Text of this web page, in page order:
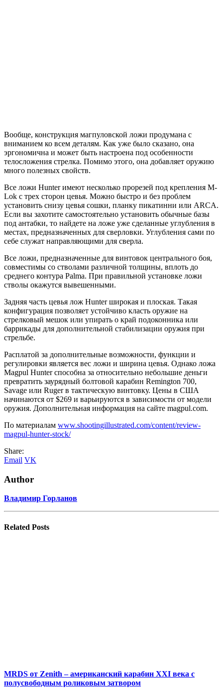
Вообще, конструкция магпуловской ложи продумана с
вниманием ко всем деталям. Как уже было сказано, она
эргономична и может быть настроена под особенности
телосложения стрелка. Помимо этого, она добавляет оружию
много полезных свойств.
Все ложи Hunter имеют несколько прорезей под крепления M-
Lok с трех сторон цевья. Можно быстро и без проблем
установить снизу цевья сошки, планку пикатинни или ARCA.
Если вы захотите самостоятельно установить обычные базы
под антабки, то найдете на ложе уже сделанные углубления в
местах, предназначенных для сверловки. Углубления сами по
себе служат направляющими для сверла.
Все ложи, предназначенные для винтовок центрального боя,
совместимы со стволами различной толщины, вплоть до
среднего контура Palma. При правильной установке ложи
стволы окажутся вывешенными.
Задняя часть цевья лож Hunter широкая и плоская. Такая
конфигурация позволяет устойчиво класть оружие на
стрелковый мешок или упирать о край подоконника или
баррикады для дополнительной стабилизации оружия при
стрельбе.
Расплатой за дополнительные возможности, функции и
регулировки является вес ложи и ширина цевья. Однако ложа
Magpul Hunter способна за относительно небольшие деньги
превратить заурядный болтовой карабин Remington 700,
Savage или Ruger в тактическую винтовку. Цены в США
начинаются от $269 и варьируются в зависимости от модели
оружия. Дополнительная информация на сайте magpul.com.
По материалам www.shootingillustrated.com/content/review-
magpul-hunter-stock/
Share:
Email VK
Author
Владимир Горланов
Related Posts
MRDS от Zenith – американский карабин XXI века с
полусвободным роликовым затвором